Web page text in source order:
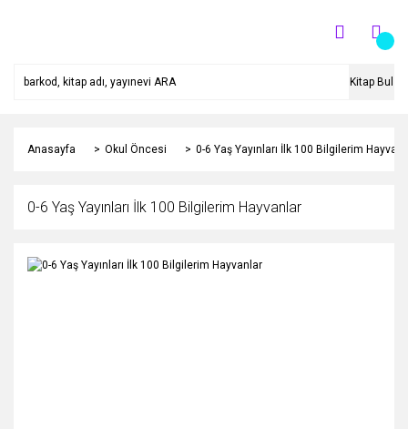
Kitap Bul
Anasayfa Okul Öncesi 0-6 Yaş Yayınları İlk 100 Bilgilerim
0-6 Yaş Yayınları İlk 100 Bilgilerim Hayvanlar